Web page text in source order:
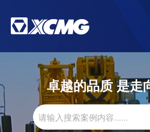
卓越的品质 是走